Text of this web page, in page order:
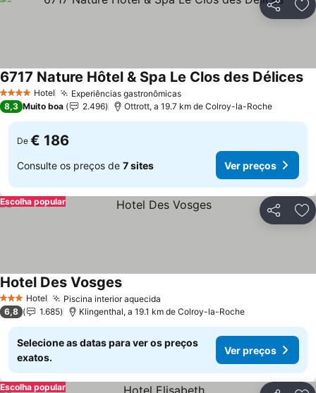
Partilhar
4 EstrelasHotel Experiências gastronômicasVer preços
6717 Nature Hôtel & Spa Le Clos des Délices
8,3 Muito boa 2.496 Ottrott, a 19.7 km de Colroy-la-Roche
De € 186
Consulte os preços de 7 sites Ver preços
Partilhar
Escolha popular
3 EstrelasHotel Piscina interior aquecida
Hotel Des VosgesVer preços
6,8 1.685 Klingenthal, a 19.1 km de Colroy-la-Roche
Selecione as datas para ver os preços
exatos.
Ver preços
Escolha popular